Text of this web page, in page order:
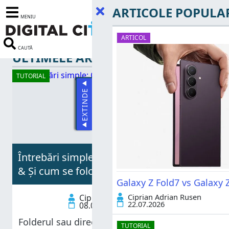
MENIU
CAUTĂ
ULTIMELE ARTICOLE
TUTORIAL
Întrebări simple: Ce este folderul Public
& Și cum se folosește?
Ciprian Adrian Rusen
08.03.2013
Folderul sau directorul Public a fost
EXTINDE
ARTICOLE
ARTICOL
Galaxy Z Fold7 vs
Ciprian Adrian Rusen
22.07.2026
TUTORIAL